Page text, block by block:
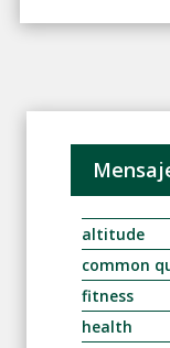
altitude
common
fitness
health